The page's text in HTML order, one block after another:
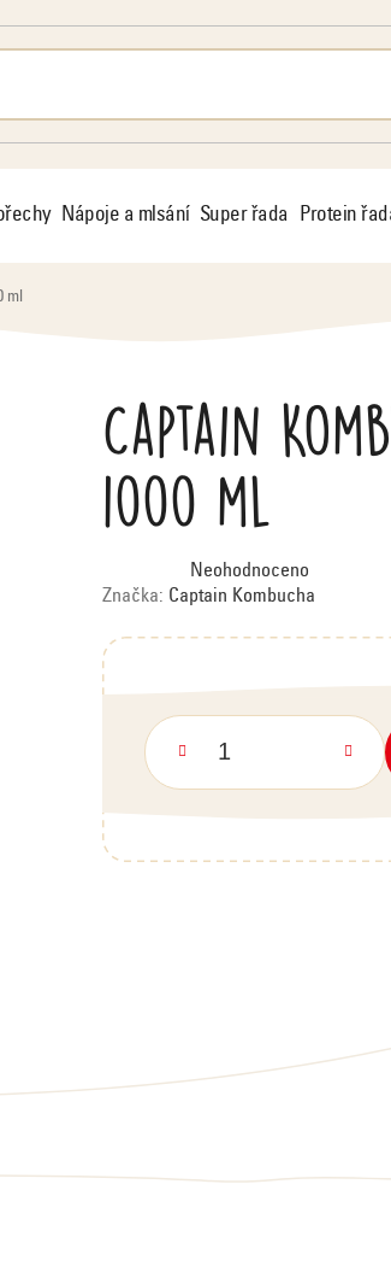
Nápoje a mlsání Super řada Protein
ml
Captain
1000 ml
Průměrné
hodnocení
produktu
je
5
Neohodnoceno
Značka: Captain Kombucha